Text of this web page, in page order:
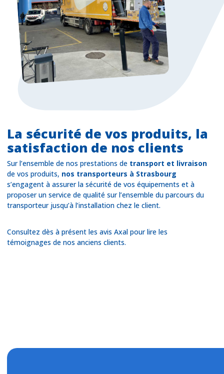
La sécurité de vos produits, la
satisfaction de nos clients
Sur l’ensemble de nos prestations de transport et livraison
de vos produits, nos transporteurs à Strasbourg
s’engagent à assurer la sécurité de vos équipements et à
proposer un service de qualité sur l’ensemble du parcours du
transporteur jusqu’à l’installation chez le client.
Consultez dès à présent les avis Axal pour lire les
témoignages de nos anciens clients.